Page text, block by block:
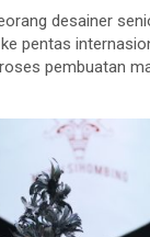
desainer
pentas
pembuatan